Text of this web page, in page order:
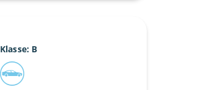
Klasse: B